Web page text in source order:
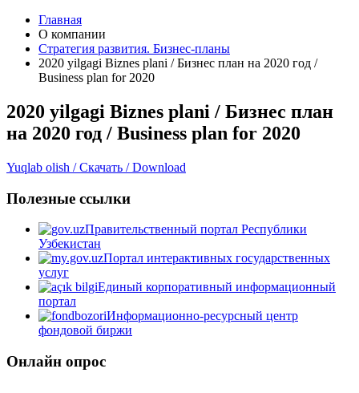
Главная
О компании
Стратегия развития. Бизнес-планы
2020 yilgagi Biznes plani / Бизнес план на 2020 год /
Business plan for 2020
2020 yilgagi Biznes plani / Бизнес план
на 2020 год / Business plan for 2020
Yuqlab olish / Скачать / Download
Полезные ссылки
Правительственный портал Республики
Узбекистан
Портал интерактивных государственных
услуг
Единый корпоративный информационный
портал
Информационно-ресурсный центр
фондовой биржи
Онлайн опрос